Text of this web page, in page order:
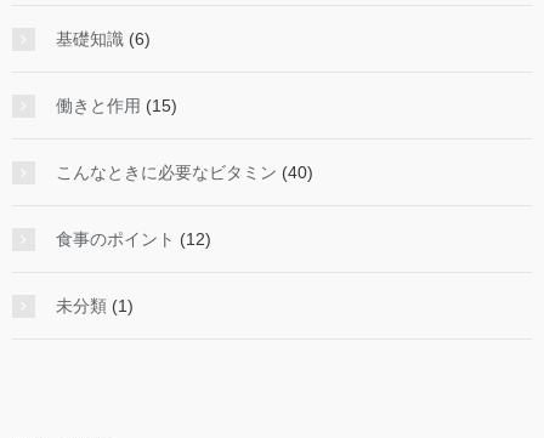
基礎知識 (6)
働きと作用 (15)
こんなときに必要なビタミン (40)
食事のポイント (12)
未分類 (1)